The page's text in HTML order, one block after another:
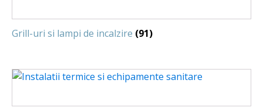
Grill-uri si lampi de incalzire (91)